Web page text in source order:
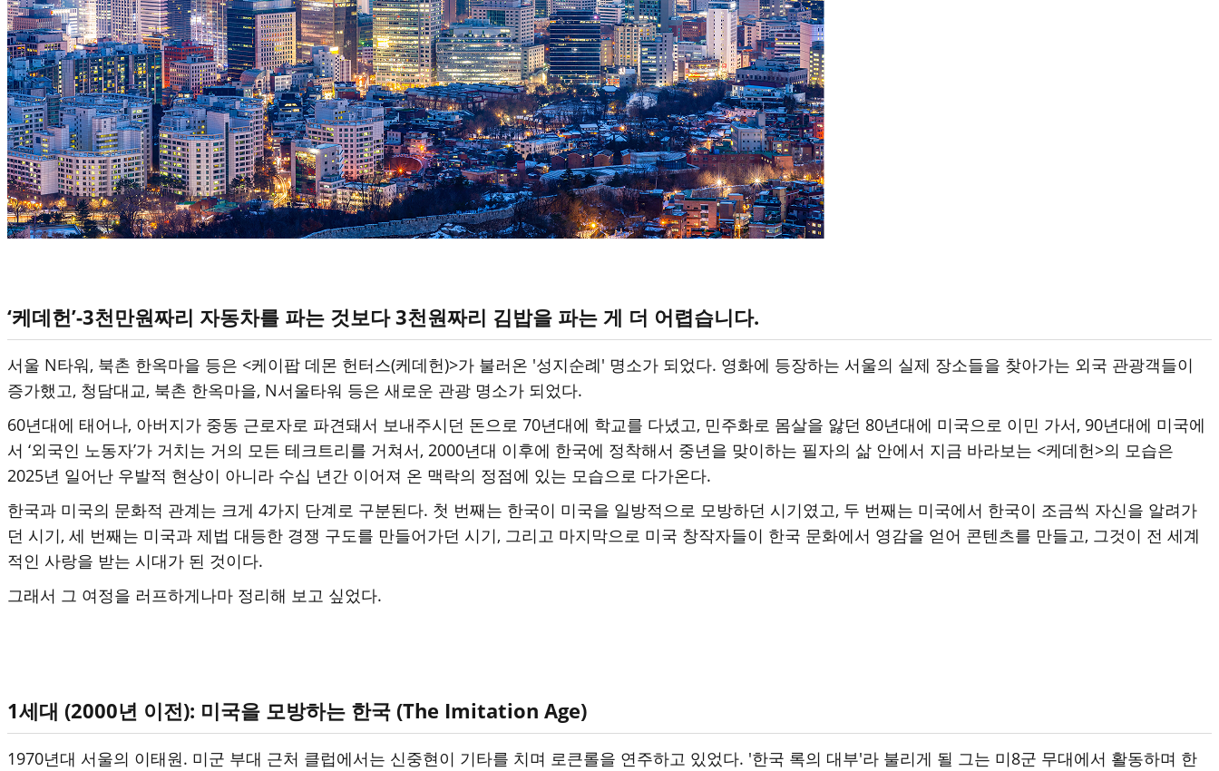
‘케데헌’-3천만원짜리 자동차를 파는 것보다 3천원짜리 김밥을 파는 게 더 어렵습니다.
서울 N타워, 북촌 한옥마을 등은 <케이팝 데몬 헌터스(케데헌)>가 불러온 '성지순례' 명소가 되었다. 영화에 등장하는 서울의 실제 장소들을 찾아가는 외국 관광객들이
증가했고, 청담대교, 북촌 한옥마을, N서울타워 등은 새로운 관광 명소가 되었다.
60년대에 태어나, 아버지가 중동 근로자로 파견돼서 보내주시던 돈으로 70년대에 학교를 다녔고, 민주화로 몸살을 앓던 80년대에 미국으로 이민 가서, 90년대에 미국에
서 ‘외국인 노동자’가 거치는 거의 모든 테크트리를 거쳐서, 2000년대 이후에 한국에 정착해서 중년을 맞이하는 필자의 삶 안에서 지금 바라보는 <케데헌>의 모습은
2025년 일어난 우발적 현상이 아니라 수십 년간 이어져 온 맥락의 정점에 있는 모습으로 다가온다.
한국과 미국의 문화적 관계는 크게 4가지 단계로 구분된다. 첫 번째는 한국이 미국을 일방적으로 모방하던 시기였고, 두 번째는 미국에서 한국이 조금씩 자신을 알려가
던 시기, 세 번째는 미국과 제법 대등한 경쟁 구도를 만들어가던 시기, 그리고 마지막으로 미국 창작자들이 한국 문화에서 영감을 얻어 콘텐츠를 만들고, 그것이 전 세계
적인 사랑을 받는 시대가 된 것이다.
그래서 그 여정을 러프하게나마 정리해 보고 싶었다.
1세대 (2000년 이전): 미국을 모방하는 한국 (The Imitation Age)
1970년대 서울의 이태원. 미군 부대 근처 클럽에서는 신중현이 기타를 치며 로큰롤을 연주하고 있었다. '한국 록의 대부'라 불리게 될 그는 미8군 무대에서 활동하며 한